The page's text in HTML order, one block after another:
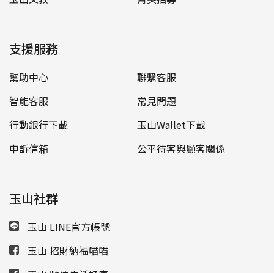
支援服務
幫助中心
聯繫客服
智能客服
常見問題
行動銀行下載
玉山Wallet下載
申訴信箱
公平待客與顧客關係
玉山社群
玉山 LINE官方帳號
玉山 招財納福喵喵